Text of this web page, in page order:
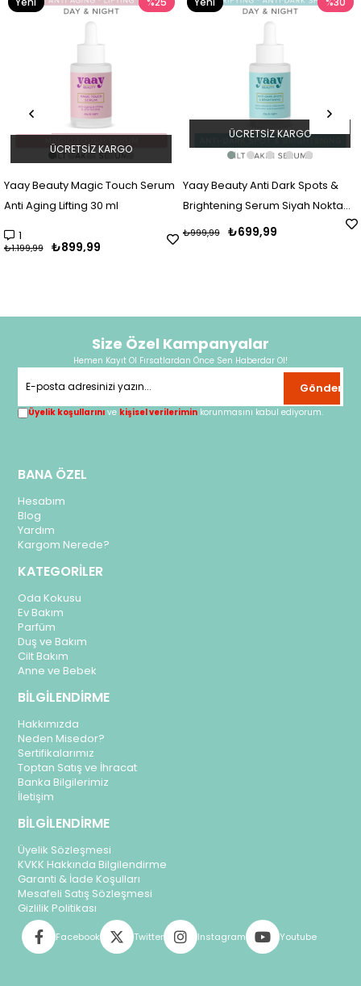
Yaay Beauty Magic Touch Serum
Anti Aging Lifting 30 ml
1
₺899,99
₺1.199,99
ÜCRETSIZ KARGO
Yaay Beauty Anti Dark Spots &
Brightening Serum Siyah Nokta
Engelleyici ve Aydınlatıcı 30 ml
₺699,99
₺999,99
ÜCRETSIZ KARGO
Size Özel Kampanyalar
Hemen Kayıt Ol Fırsatlardan Önce Sen Haberdar Ol!
Gönder
Üyelik koşullarını ve kişisel verilerimin korunmasını kabul ediyorum.
BANA ÖZEL
Hesabım
Blog
Yardım
Kargom Nerede?
KATEGORİLER
Oda Kokusu
Ev Bakım
Parfüm
Duş ve Bakım
Cilt Bakım
Anne ve Bebek
BİLGİLENDİRME
Hakkımızda
Neden Misedor?
Sertifikalarımız
Toptan Satış ve İhracat
Banka Bilgilerimiz
İletişim
BİLGİLENDİRME
Üyelik Sözleşmesi
KVKK Hakkında Bilgilendirme
Garanti & İade Koşulları
Mesafeli Satış Sözleşmesi
Gizlilik Politikası
Facebook Twitter Instagram Youtube